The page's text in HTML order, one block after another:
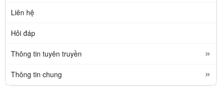
Liên hệ
Hỏi đáp
Thông tin tuyên truyền
Thông tin chung